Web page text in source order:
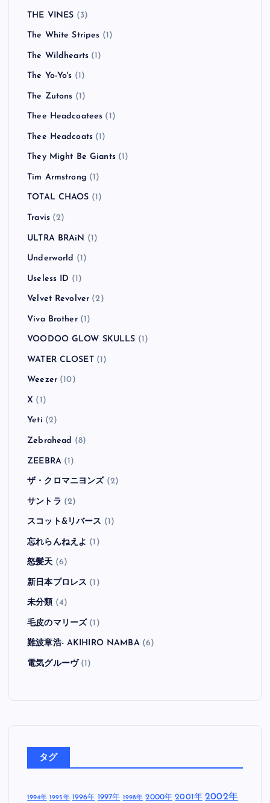
THE VINES (3)
The White Stripes (1)
The Wildhearts (1)
The Yo-Yo's (1)
The Zutons (1)
Thee Headcoatees (1)
Thee Headcoats (1)
They Might Be Giants(1)
Tim Armstrong (1)
TOTAL CHAOS (1)
Travis(2)
ULTRA BRAiN (1)
Underworld (1)
Useless ID (1)
Velvet Revolver (2)
Viva Brother(1)
VOODOO GLOW SKULLS (1)
WATER CLOSET(1)
Weezer(10)
X (1)
Yeti (2)
Zebrahead (8)
ZEEBRA(1)
ザ・クロマニヨンズ (2)
サントラ (2)
スコット&リバース (1)
忘れらんねえよ (1)
怒髪天 (6)
新日本プロレス (1)
未分類 (4)
毛皮のマリーズ (1)
難波章浩- AKIHIRO NAMBA(6)
電気グルーヴ(1)
タグ
1994年 1995年 1996年 1997年 1998年 2000年 2001年 2002年